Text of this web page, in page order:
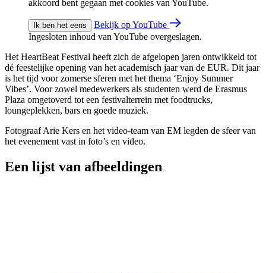
akkoord bent gegaan met cookies van YouTube.
Ik ben het eens
Bekijk op YouTube
Ingesloten inhoud van YouTube overgeslagen.
Het HeartBeat Festival heeft zich de afgelopen jaren ontwikkeld tot
dé feestelijke opening van het academisch jaar van de EUR. Dit jaar
is het tijd voor zomerse sferen met het thema ‘Enjoy Summer
Vibes’. Voor zowel medewerkers als studenten werd de Erasmus
Plaza omgetoverd tot een festivalterrein met foodtrucks,
loungeplekken, bars en goede muziek.
Fotograaf Arie Kers en het video-team van EM legden de sfeer van
het evenement vast in foto’s en video.
Een lijst van afbeeldingen